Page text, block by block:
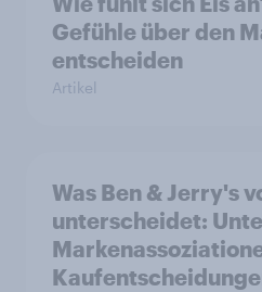
Gefühle über den
entscheiden
Artikel
Was Ben & Jerry's
unterscheidet: